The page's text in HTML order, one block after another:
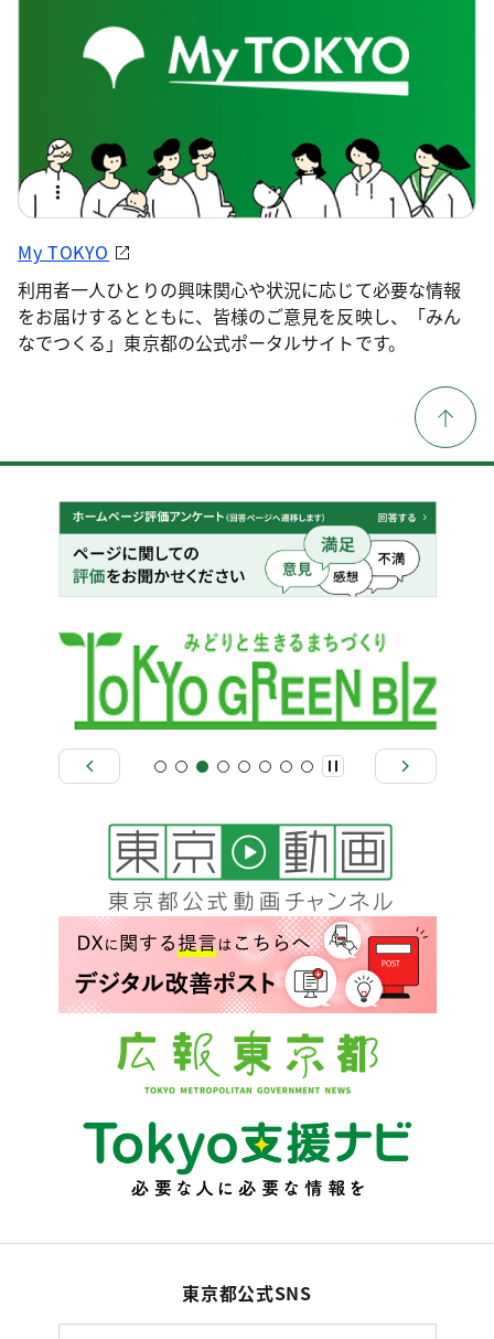
My TOKYO
利用者一人ひとりの興味関心や状況に応じて必要な情報
をお届けするとともに、皆様のご意見を反映し、「みん
なでつくる」東京都の公式ポータルサイトです。
東京都公式SNS